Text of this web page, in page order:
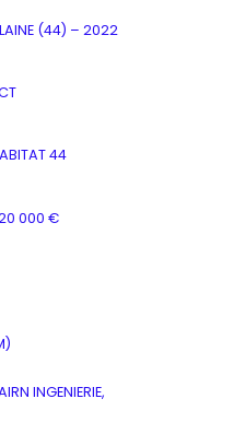
(44) – 2022
44
000 €
INGENIERIE,